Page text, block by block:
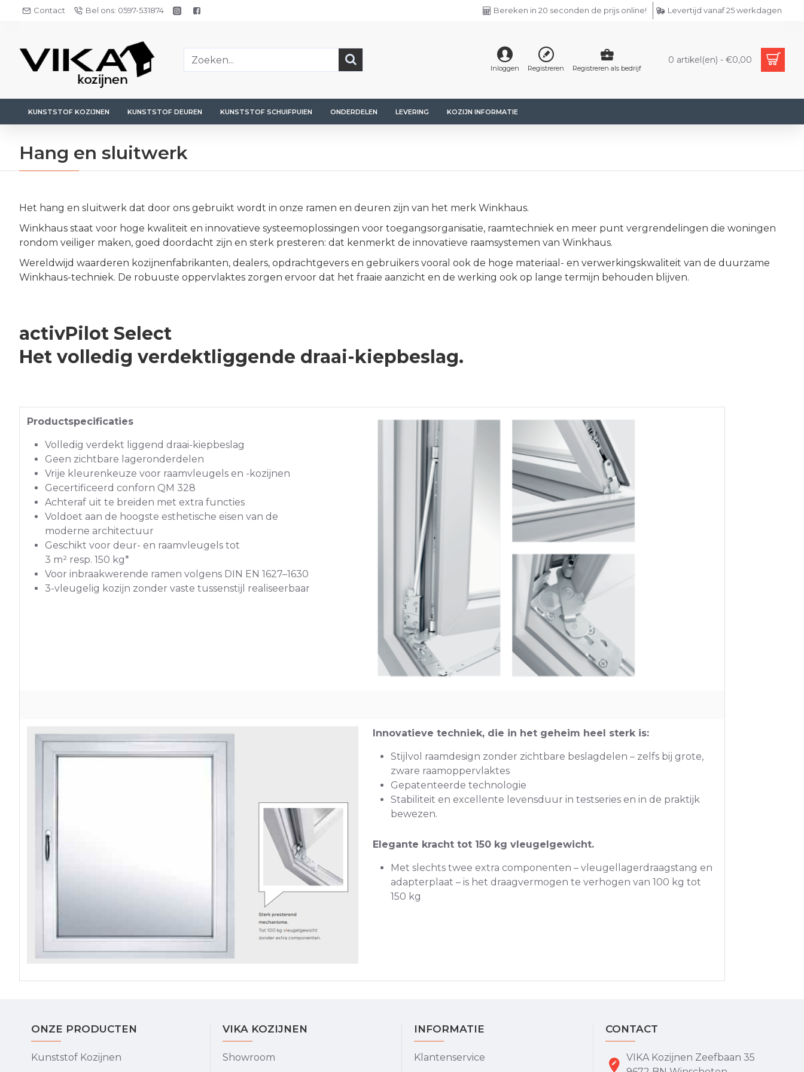
Contact Bel ons: 0597-531874 Bereken in 20 seconden de prijs online! Levertijd vanaf 25 werkdagen
Inloggen Registreren Registreren als bedrijf
0 artikel(en) - €0,00
KUNSTSTOF KOZIJNEN KUNSTSTOF DEUREN KUNSTSTOF SCHUIFPUIEN ONDERDELEN LEVERING KOZIJN INFORMATIE
Hang en sluitwerk
Het hang en sluitwerk dat door ons gebruikt wordt in onze ramen en deuren zijn van het merk Winkhaus.
Winkhaus staat voor hoge kwaliteit en innovatieve systeemoplossingen voor toegangsorganisatie, raamtechniek en meer punt vergrendelingen die woningen
rondom veiliger maken, goed doordacht zijn en sterk presteren: dat kenmerkt de innovatieve raamsystemen van Winkhaus.
Wereldwijd waarderen kozijnenfabrikanten, dealers, opdrachtgevers en gebruikers vooral ook de hoge materiaal- en verwerkingskwaliteit van de duurzame
Winkhaus-techniek. De robuuste oppervlaktes zorgen ervoor dat het fraaie aanzicht en de werking ook op lange termijn behouden blijven.
activPilot Select
Het volledig verdektliggende draai-kiepbeslag.
Productspecificaties
Volledig verdekt liggend draai-kiepbeslag
Geen zichtbare lageronderdelen
Vrije kleurenkeuze voor raamvleugels en -kozijnen
Gecertificeerd conforn QM 328
Achteraf uit te breiden met extra functies
Voldoet aan de hoogste esthetische eisen van de
moderne architectuur
Geschikt voor deur- en raamvleugels tot
3 m² resp. 150 kg*
Voor inbraakwerende ramen volgens DIN EN 1627–1630
3-vleugelig kozijn zonder vaste tussenstijl realiseerbaar
Innovatieve techniek, die in het geheim heel sterk is:
Stijlvol raamdesign zonder zichtbare beslagdelen – zelfs bij grote,
zware raamoppervlaktes
Gepatenteerde technologie
Stabiliteit en excellente levensduur in testseries en in de praktijk
bewezen.
Elegante kracht tot 150 kg vleugelgewicht.
Met slechts twee extra componenten – vleugellagerdraagstang en
adapterplaat – is het draagvermogen te verhogen van 100 kg tot
150 kg
ONZE PRODUCTEN
Kunststof Kozijnen
VIKA KOZIJNEN
Showroom
INFORMATIE
Klantenservice
CONTACT
VIKA Kozijnen Zeefbaan 35